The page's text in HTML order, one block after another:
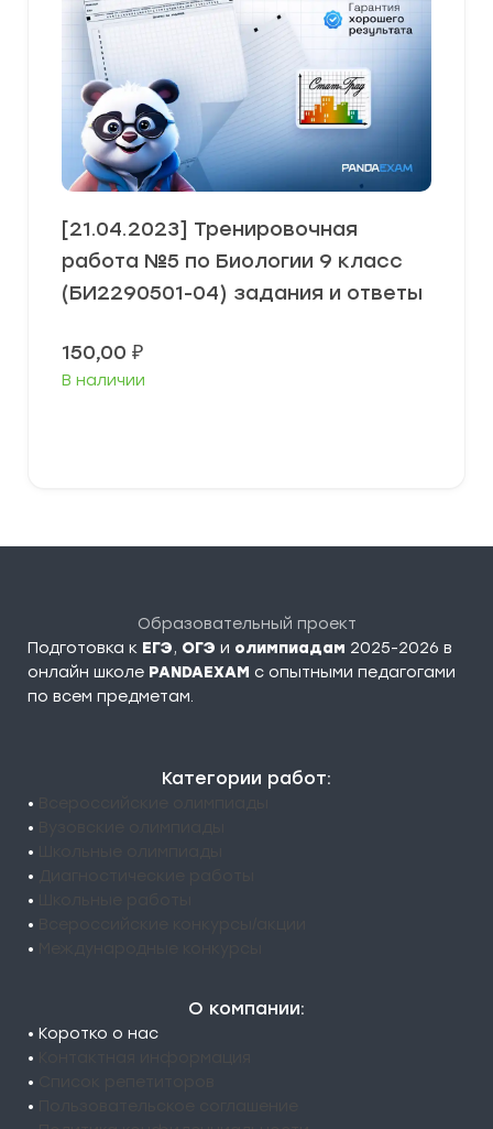
[21.04.2023] Тренировочная
работа №5 по Биологии 9 класс
(БИ2290501-04) задания и ответы
150,00 ₽
В наличии
Образовательный проект
Подготовка к ЕГЭ, ОГЭ и олимпиадам 2025-2026 в
онлайн школе PANDAEXAM c опытными педагогами
по всем предметам.
Категории работ:
•
•
•
•
•
•
•
О компании:
• Коротко о нас
•
•
•